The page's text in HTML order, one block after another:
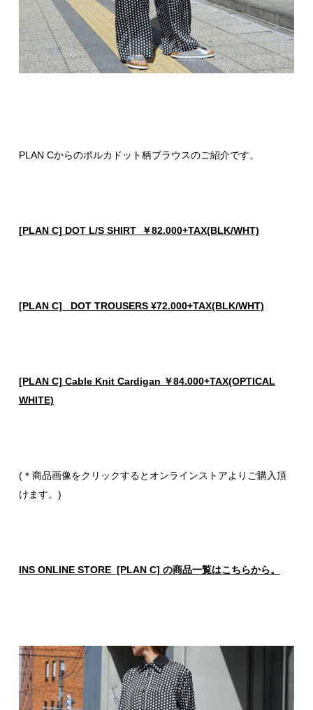
PLAN Cからのポルカドット柄ブラウスのご紹介です。
[PLAN C] DOT L/S SHIRT ￥82.000+TAX(BLK/WHT)
[PLAN C] DOT TROUSERS ¥72.000+TAX(BLK/WHT)
[PLAN C] Cable Knit Cardigan ￥84.000+TAX(OPTICAL
WHITE)
(＊商品画像をクリックするとオンラインストアよりご購入頂
けます。)
INS ONLINE STORE [PLAN C] の商品一覧はこちらから。